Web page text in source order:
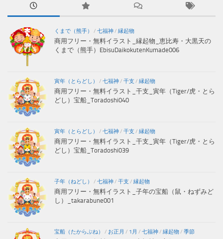
くまで（熊手） / 七福神/ 縁起物
商用フリー・無料イラスト_縁起物_恵比寿・大黒天の
くまで（熊手）EbisuDaikokutenKumade006
寅年（とらどし） / 七福神/ 干支 / 縁起物
商用フリー・無料イラスト_干支_寅年（Tiger/虎・とら
どし）宝船_Toradoshi040
寅年（とらどし） / 七福神/ 干支 / 縁起物
商用フリー・無料イラスト_干支_寅年（Tiger/虎・とら
どし）宝船_Toradoshi039
子年（ねどし） / 七福神/ 干支 / 縁起物
商用フリー・無料イラスト_子年の宝船（鼠・ねずみど
し）_takarabune001
宝船（たからぶね） / お正月 / 1月 / 七福神/ 縁起物/ 季節